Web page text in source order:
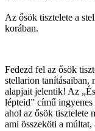
Az ősök tisztelete a
korában.
Fedezd fel az ősök
stellarion tanításaiban,
alapjait jelentik! Az
lépteid” című
ahol az ősök tisztelete
ami összeköti a múltat,